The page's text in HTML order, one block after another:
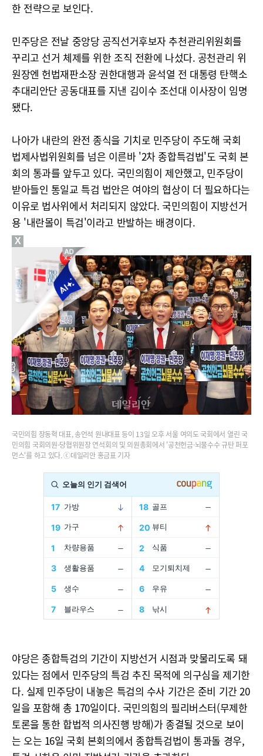
한 전략으로 보인다.
민주당은 전날 중앙당 공직선거후보자 추천관리위원회를
꾸리고 선거 체제를 위한 조직 전환에 나섰다. 공천관리 위
원장엔 헌법재판소장 권한대행과 윤석열 전 대통령 탄핵소
추대리안단 공동대표를 지낸 김이수 조선대 이사장이 임명
됐다.
나아가 내란의 완전 종식을 기치로 민주당이 주도해 국회
법제사법위원회를 넘은 이른바 '2차 종합특검법'도 국회 본
회의 통과를 앞두고 있다. 국민의힘이 제안했고, 민주당이
받아들인 통일교 특검 법안은 여야의 협상이 더 필요하다는
이유로 법사위에서 처리되지 않았다. 국민의힘이 지방선거
용 '내란몰이 특검'이라고 반발하는 배경이다.
국민의힘 장동혁 대표, 송언석 원내대표 등이 13일 오후 서울 여의도 국회에서 열린 국
민의힘 국회의원-당협위원장 연석회의 및 의원총회에서 '공천헌금·뇌물수수 규탄 퍼포
먼스'를 하고 있다. ⓒ데일리안 홍금표 기자
야당은 종합특검의 기간이 지방선거 시점과 맞물리도록 돼
있다는 점에서 민주당의 특검 추진 목적에 의구심을 제기한
다. 실제 민주당이 내놓은 특검의 수사 기간은 준비 기간 20
일을 포함해 총 170일이다. 국민의힘의 필리버스터(무제한
토론을 통한 합법적 의사진행 방해)가 종결될 것으로 보이
는 오는 16일 국회 본회의에서 종합특검법이 통과돌 경우,
X